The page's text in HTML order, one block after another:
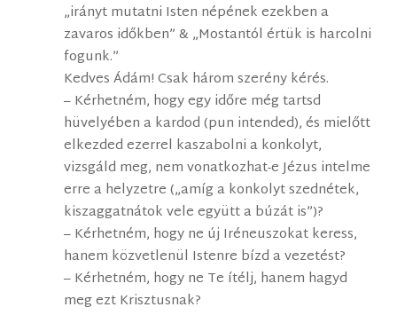
„irányt mutatni Isten népének ezekben a
zavaros időkben” & „Mostantól értük is harcolni
fogunk.”
Kedves Ádám! Csak három szerény kérés.
– Kérhetném, hogy egy időre még tartsd
hüvelyében a kardod (pun intended), és mielőtt
elkezded ezerrel kaszabolni a konkolyt,
vizsgáld meg, nem vonatkozhat-e Jézus intelme
erre a helyzetre („amíg a konkolyt szednétek,
kiszaggatnátok vele együtt a búzát is”)?
– Kérhetném, hogy ne új Iréneuszokat keress,
hanem közvetlenül Istenre bízd a vezetést?
– Kérhetném, hogy ne Te ítélj, hanem hagyd
meg ezt Krisztusnak?